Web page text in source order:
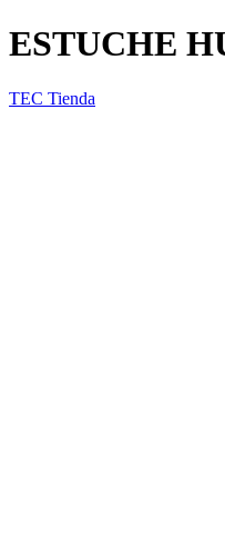
ESTUCHE
TEC Tienda